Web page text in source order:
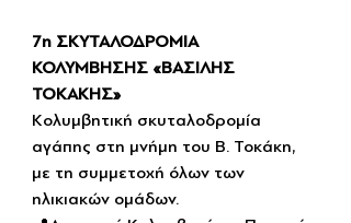
7η ΣΚΥΤΑΛΟΔΡΟΜΙΑ
ΚΟΛΥΜΒΗΣΗΣ «ΒΑΣΙΛΗΣ
ΤΟΚΑΚΗΣ»
Κολυμβητική σκυταλοδρομία
αγάπης στη μνήμη του Β. Τοκάκη,
με τη συμμετοχή όλων των
ηλικιακών ομάδων.